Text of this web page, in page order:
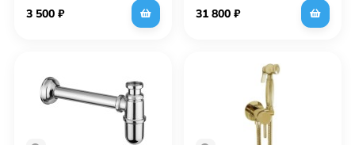
3 500 ₽
31 800 ₽